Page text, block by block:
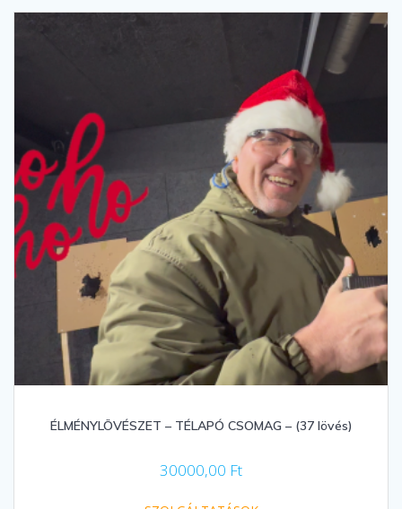
ÉLMÉNYLÖVÉSZET – TÉLAPÓ CSOMAG – (37 lövés)
30000,00 Ft